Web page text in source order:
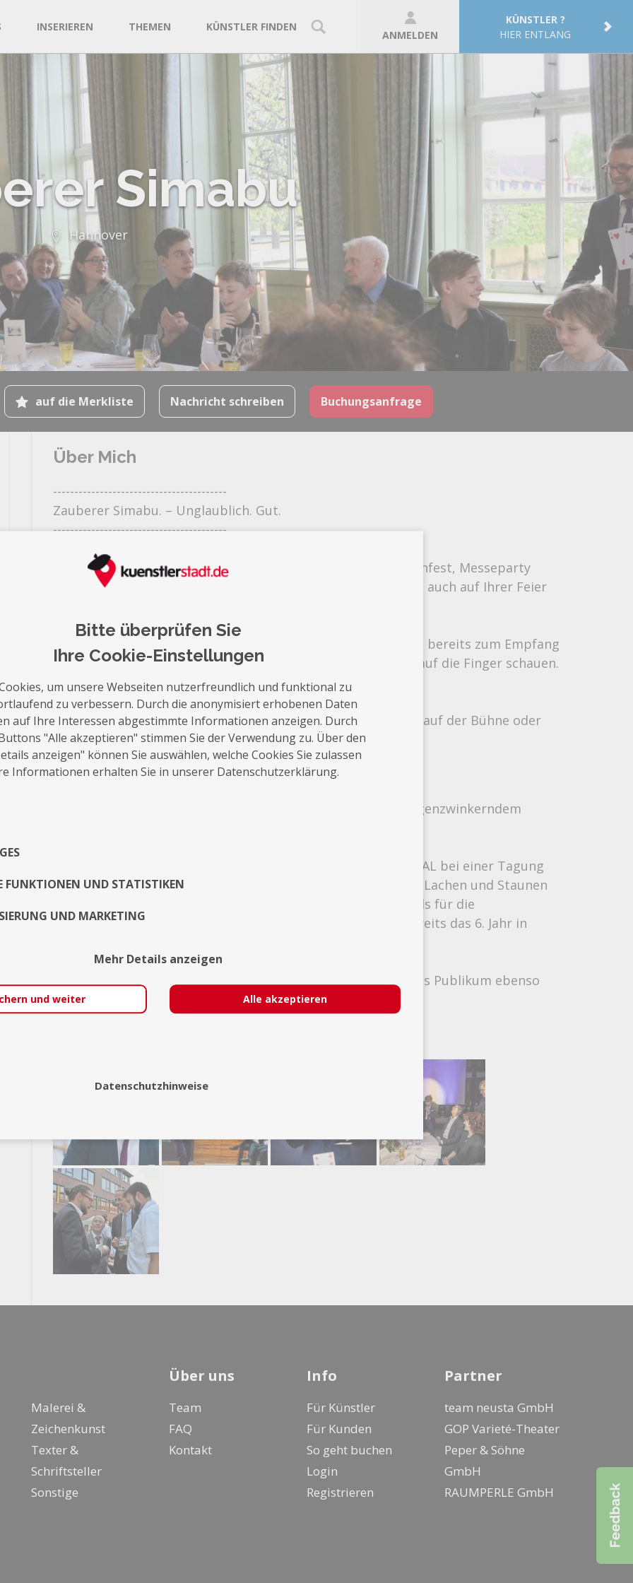
INSERIEREN THEMEN KÜNSTLER FINDEN
ANMELDEN
KÜNSTLER ?
HIER ENTLANG
Simabu
Hannover
auf die Merkliste Nachricht schreiben Buchungsanfrage
Über Mich
-----------------------------------------
Zauberer Simabu. – Unglaublich. Gut.
-----------------------------------------
Der Zauberer aus Hannover Ob Hochzeit, Geburtstag, Gartenfest, Messeparty
oder Firmenfeier: Zauberer Simabu aus Hannover sorgt gern auch auf Ihrer Feier
Mit seiner Close-Up Zauberei verblüfft der Magier Ihre Gäste bereits zum Empfang
Ihrer Feier. Dabei dürfen die Zuschauer Simabu ganz genau auf die Finger schauen.
Zauberei zum greifen nah!
Bei der Stand-Up Zauberei findet die Show auf dem Parkett, auf der Bühne oder
wenn gewünscht...Weiterlesen
Referenzen
Ich unterhalte Ihr Publikum stilsicher, charmant und mit augenzwinkerndem
Ob für MERCEDES bei der IAA Nutzfahrzeuge, für BSN MEDICAL bei einer Tagung
auf Mallorca oder für PORSCHE bei der Einführung des 718 – Lachen und Staunen
ist garantiert. So buchte HANNOVER 96 mich schon mehrmals für die
Weihnachtsfeier und bei DAIMLER in Hamburg durfte ich bereits das 6. Jahr in
Bei hunderten von HOCHZEITEN und GEBURTSTAGEN war das Publikum ebenso
begeistert – und Sie werden es auch sein!
Malerei &
Zeichenkunst
Texter &
Schriftsteller
Sonstige
Über uns
Team
FAQ
Kontakt
Info
Für Künstler
Für Kunden
So geht buchen
Login
Registrieren
Partner
team neusta GmbH
GOP Varieté-Theater
Peper & Söhne
GmbH
RAUMPERLE GmbH
Bitte überprüfen Sie
Ihre Cookie-Einstellungen
um unsere Webseiten nutzerfreundlich und funktional zu
zu verbessern. Durch die anonymisiert erhobenen Daten
auf Ihre Interessen abgestimmte Informationen anzeigen. Durch
"Alle akzeptieren" stimmen Sie der Verwendung zu. Über den
anzeigen" können Sie auswählen, welche Cookies Sie zulassen
Informationen erhalten Sie in unserer Datenschutzerklärung.
FUNKTIONEN UND STATISTIKEN
UND MARKETING
Mehr Details anzeigen
und weiter Alle akzeptieren
Datenschutzhinweise